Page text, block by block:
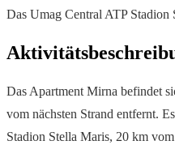
Das Umag Central ATP
Das Apartment Mirna befindet
vom nächsten Strand entfernt.
Stadion Stella Maris, 20 km